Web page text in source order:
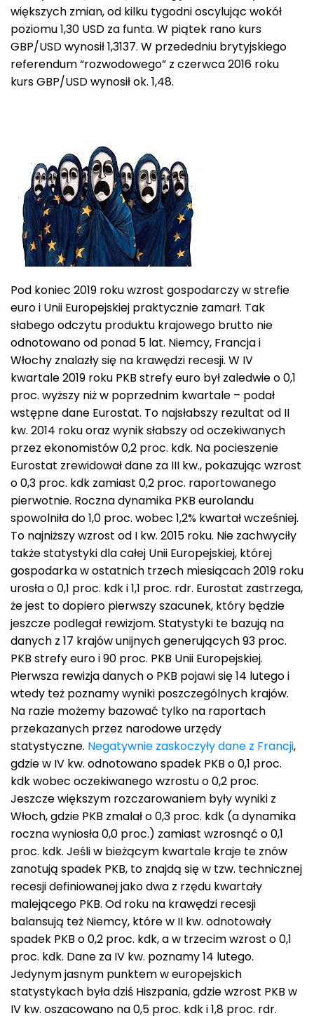
większych zmian, od kilku tygodni oscylując wokół
poziomu 1,30 USD za funta. W piątek rano kurs
GBP/USD wynosił 1,3137. W przededniu brytyjskiego
referendum “rozwodowego” z czerwca 2016 roku
kurs GBP/USD wynosił ok. 1,48.
Pod koniec 2019 roku wzrost gospodarczy w strefie
euro i Unii Europejskiej praktycznie zamarł. Tak
słabego odczytu produktu krajowego brutto nie
odnotowano od ponad 5 lat. Niemcy, Francja i
Włochy znalazły się na krawędzi recesji. W IV
kwartale 2019 roku PKB strefy euro był zaledwie o 0,1
proc. wyższy niż w poprzednim kwartale – podał
wstępne dane Eurostat. To najsłabszy rezultat od II
kw. 2014 roku oraz wynik słabszy od oczekiwanych
przez ekonomistów 0,2 proc. kdk. Na pocieszenie
Eurostat zrewidował dane za III kw., pokazując wzrost
o 0,3 proc. kdk zamiast 0,2 proc. raportowanego
pierwotnie. Roczna dynamika PKB eurolandu
spowolniła do 1,0 proc. wobec 1,2% kwartał wcześniej.
To najniższy wzrost od I kw. 2015 roku. Nie zachwyciły
także statystyki dla całej Unii Europejskiej, której
gospodarka w ostatnich trzech miesiącach 2019 roku
urosła o 0,1 proc. kdk i 1,1 proc. rdr. Eurostat zastrzega,
że jest to dopiero pierwszy szacunek, który będzie
jeszcze podlegał rewizjom. Statystyki te bazują na
danych z 17 krajów unijnych generujących 93 proc.
PKB strefy euro i 90 proc. PKB Unii Europejskiej.
Pierwsza rewizja danych o PKB pojawi się 14 lutego i
wtedy też poznamy wyniki poszczególnych krajów.
Na razie możemy bazować tylko na raportach
przekazanych przez narodowe urzędy
statystyczne. Negatywnie zaskoczyły dane z Francji,
gdzie w IV kw. odnotowano spadek PKB o 0,1 proc.
kdk wobec oczekiwanego wzrostu o 0,2 proc.
Jeszcze większym rozczarowaniem były wyniki z
Włoch, gdzie PKB zmalał o 0,3 proc. kdk (a dynamika
roczna wyniosła 0,0 proc.) zamiast wzrosnąć o 0,1
proc. kdk. Jeśli w bieżącym kwartale kraje te znów
zanotują spadek PKB, to znajdą się w tzw. technicznej
recesji definiowanej jako dwa z rzędu kwartały
malejącego PKB. Od roku na krawędzi recesji
balansują też Niemcy, które w II kw. odnotowały
spadek PKB o 0,2 proc. kdk, a w trzecim wzrost o 0,1
proc. kdk. Dane za IV kw. poznamy 14 lutego.
Jedynym jasnym punktem w europejskich
statystykach była dziś Hiszpania, gdzie wzrost PKB w
IV kw. oszacowano na 0,5 proc. kdk i 1,8 proc. rdr.